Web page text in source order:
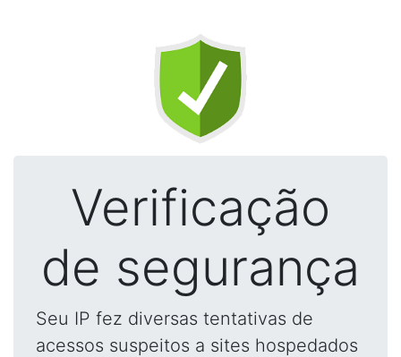
Verificação
de segurança
Seu IP fez diversas tentativas de
acessos suspeitos a sites hospedados